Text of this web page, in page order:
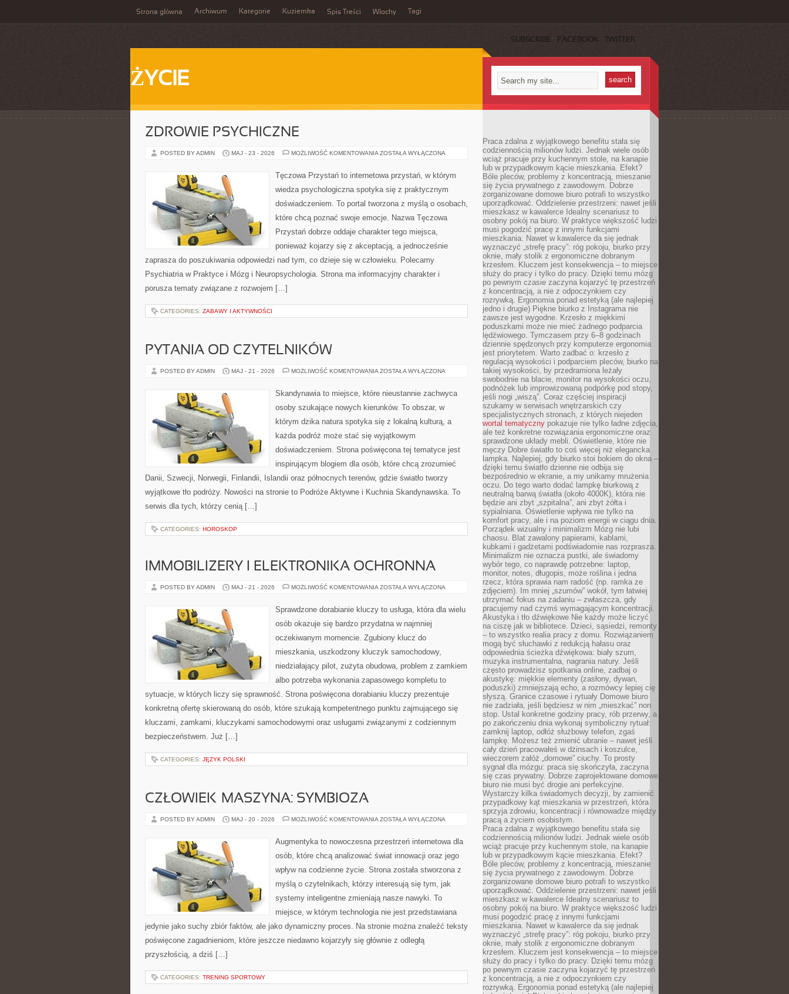
Strona główna Archiwum Kategorie Kuziemka Spis Treści Włochy Tagi
SUBSCRIBE FACEBOOK TWITTER
ŻYCIE
ZDROWIE PSYCHICZNE
POSTED BY ADMIN MAJ - 23 - 2026 MOŻLIWOŚĆ KOMENTOWANIA ZDROWIE
ZOSTAŁA WYŁĄCZONA
Tęczowa Przystań to internetowa przystań, w którym
wiedza psychologiczna spotyka się z praktycznym
doświadczeniem. To portal tworzona z myślą o osobach,
które chcą poznać swoje emocje. Nazwa Tęczowa
Przystań dobrze oddaje charakter tego miejsca,
ponieważ kojarzy się z akceptacją, a jednocześnie
zaprasza do poszukiwania odpowiedzi nad tym, co dzieje się w człowieku. Polecamy
Psychiatria w Praktyce i Mózg i Neuropsychologia. Strona ma informacyjny charakter i
porusza tematy związane z rozwojem […]
CATEGORIES: ZABAWY I AKTYWNOŚCI
PYTANIA OD CZYTELNIKÓW
POSTED BY ADMIN MAJ - 21 - 2026 MOŻLIWOŚĆ KOMENTOWANIA PYTANIA
ZOSTAŁA WYŁĄCZONA
Skandynawia to miejsce, które nieustannie zachwyca
osoby szukające nowych kierunków. To obszar, w
którym dzika natura spotyka się z lokalną kulturą, a
każda podróż może stać się wyjątkowym
doświadczeniem. Strona poświęcona tej tematyce jest
inspirującym blogiem dla osób, które chcą zrozumieć
Danii, Szwecji, Norwegii, Finlandii, Islandii oraz północnych terenów, gdzie światło tworzy
wyjątkowe tło podróży. Nowości na stronie to Podróże Aktywne i Kuchnia Skandynawska. To
serwis dla tych, którzy cenią […]
CATEGORIES: HOROSKOP
IMMOBILIZERY I ELEKTRONIKA OCHRONNA
POSTED BY ADMIN MAJ - 21 - 2026 MOŻLIWOŚĆ KOMENTOWANIA IMMOBILIZERY
OCHRONNA
ZOSTAŁA WYŁĄCZONA
Sprawdzone dorabianie kluczy to usługa, która dla wielu
osób okazuje się bardzo przydatna w najmniej
oczekiwanym momencie. Zgubiony klucz do
mieszkania, uszkodzony kluczyk samochodowy,
niedziałający pilot, zużyta obudowa, problem z zamkiem
albo potrzeba wykonania zapasowego kompletu to
sytuacje, w których liczy się sprawność. Strona poświęcona dorabianiu kluczy prezentuje
konkretną ofertę skierowaną do osób, które szukają kompetentnego punktu zajmującego się
kluczami, zamkami, kluczykami samochodowymi oraz usługami związanymi z codziennym
bezpieczeństwem. Już […]
CATEGORIES: JĘZYK POLSKI
CZŁOWIEK–MASZYNA: SYMBIOZA
POSTED BY ADMIN MAJ - 20 - 2026 MOŻLIWOŚĆ KOMENTOWANIA CZŁOWIEK–
ZOSTAŁA WYŁĄCZONA
Augmentyka to nowoczesna przestrzeń internetowa dla
osób, które chcą analizować świat innowacji oraz jego
wpływ na codzienne życie. Strona została stworzona z
myślą o czytelnikach, którzy interesują się tym, jak
systemy inteligentne zmieniają nasze nawyki. To
miejsce, w którym technologia nie jest przedstawiana
jedynie jako suchy zbiór faktów, ale jako dynamiczny proces. Na stronie można znaleźć teksty
poświęcone zagadnieniom, które jeszcze niedawno kojarzyły się głównie z odległą
przyszłością, a dziś […]
CATEGORIES: TRENING SPORTOWY
Praca zdalna z wyjątkowego benefitu stała się
codziennością milionów ludzi. Jednak wiele osób
wciąż pracuje przy kuchennym stole, na kanapie
lub w przypadkowym kącie mieszkania. Efekt?
Bóle pleców, problemy z koncentracją, mieszanie
się życia prywatnego z zawodowym. Dobrze
zorganizowane domowe biuro potrafi to wszystko
uporządkować. Oddzielenie przestrzeni: nawet jeśli
mieszkasz w kawalerce Idealny scenariusz to
osobny pokój na biuro. W praktyce większość ludzi
musi pogodzić pracę z innymi funkcjami
mieszkania. Nawet w kawalerce da się jednak
wyznaczyć „strefę pracy”: róg pokoju, biurko przy
oknie, mały stolik z ergonomiczne dobranym
krzesłem. Kluczem jest konsekwencja – to miejsce
służy do pracy i tylko do pracy. Dzięki temu mózg
po pewnym czasie zaczyna kojarzyć tę przestrzeń
z koncentracją, a nie z odpoczynkiem czy
rozrywką. Ergonomia ponad estetyką (ale najlepiej
jedno i drugie) Piękne biurko z Instagrama nie
zawsze jest wygodne. Krzesło z miękkimi
poduszkami może nie mieć żadnego podparcia
lędźwiowego. Tymczasem przy 6–8 godzinach
dziennie spędzonych przy komputerze ergonomia
jest priorytetem. Warto zadbać o: krzesło z
regulacją wysokości i podparciem pleców, biurko na
takiej wysokości, by przedramiona leżały
swobodnie na blacie, monitor na wysokości oczu,
podnóżek lub improwizowaną podpórkę pod stopy,
jeśli nogi „wiszą”. Coraz częściej inspiracji
szukamy w serwisach wnętrzarskich czy
specjalistycznych stronach, z których niejeden
wortal tematyczny pokazuje nie tylko ładne zdjęcia,
ale też konkretne rozwiązania ergonomiczne oraz
sprawdzone układy mebli. Oświetlenie, które nie
męczy Dobre światło to coś więcej niż elegancka
lampka. Najlepiej, gdy biurko stoi bokiem do okna –
dzięki temu światło dzienne nie odbija się
bezpośrednio w ekranie, a my unikamy mrużenia
oczu. Do tego warto dodać lampkę biurkową z
neutralną barwą światła (około 4000K), która nie
będzie ani zbyt „szpitalna”, ani zbyt żółta i
sypialniana. Oświetlenie wpływa nie tylko na
komfort pracy, ale i na poziom energii w ciągu dnia.
Porządek wizualny i minimalizm Mózg nie lubi
chaosu. Blat zawalony papierami, kablami,
kubkami i gadżetami podświadomie nas rozprasza.
Minimalizm nie oznacza pustki, ale świadomy
wybór tego, co naprawdę potrzebne: laptop,
monitor, notes, długopis, może roślina i jedna
rzecz, która sprawia nam radość (np. ramka ze
zdjęciem). Im mniej „szumów” wokół, tym łatwiej
utrzymać fokus na zadaniu – zwłaszcza, gdy
pracujemy nad czymś wymagającym koncentracji.
Akustyka i tło dźwiękowe Nie każdy może liczyć
na ciszę jak w bibliotece. Dzieci, sąsiedzi, remonty
– to wszystko realia pracy z domu. Rozwiązaniem
mogą być słuchawki z redukcją hałasu oraz
odpowiednia ścieżka dźwiękowa: biały szum,
muzyka instrumentalna, nagrania natury. Jeśli
często prowadzisz spotkania online, zadbaj o
akustykę: miękkie elementy (zasłony, dywan,
poduszki) zmniejszają echo, a rozmówcy lepiej cię
słyszą. Granice czasowe i rytuały Domowe biuro
nie zadziała, jeśli będziesz w nim „mieszkać” non
stop. Ustal konkretne godziny pracy, rób przerwy, a
po zakończeniu dnia wykonaj symboliczny rytuał:
zamknij laptop, odłóż służbowy telefon, zgaś
lampkę. Możesz też zmienić ubranie – nawet jeśli
cały dzień pracowałeś w dżinsach i koszulce,
wieczorem załóż „domowe” ciuchy. To prosty
sygnał dla mózgu: praca się skończyła, zaczyna
się czas prywatny. Dobrze zaprojektowane domowe
biuro nie musi być drogie ani perfekcyjne.
Wystarczy kilka świadomych decyzji, by zamienić
przypadkowy kąt mieszkania w przestrzeń, która
sprzyja zdrowiu, koncentracji i równowadze między
pracą a życiem osobistym.
Praca zdalna z wyjątkowego benefitu stała się
codziennością milionów ludzi. Jednak wiele osób
wciąż pracuje przy kuchennym stole, na kanapie
lub w przypadkowym kącie mieszkania. Efekt?
Bóle pleców, problemy z koncentracją, mieszanie
się życia prywatnego z zawodowym. Dobrze
zorganizowane domowe biuro potrafi to wszystko
uporządkować. Oddzielenie przestrzeni: nawet jeśli
mieszkasz w kawalerce Idealny scenariusz to
osobny pokój na biuro. W praktyce większość ludzi
musi pogodzić pracę z innymi funkcjami
mieszkania. Nawet w kawalerce da się jednak
wyznaczyć „strefę pracy”: róg pokoju, biurko przy
oknie, mały stolik z ergonomiczne dobranym
krzesłem. Kluczem jest konsekwencja – to miejsce
służy do pracy i tylko do pracy. Dzięki temu mózg
po pewnym czasie zaczyna kojarzyć tę przestrzeń
z koncentracją, a nie z odpoczynkiem czy
rozrywką. Ergonomia ponad estetyką (ale najlepiej